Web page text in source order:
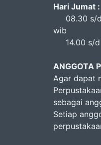
Hari Jumat :
08.30 s/
wib
14.00 s/d
ANGGOTA
Agar dapat
sebagai
Setiap